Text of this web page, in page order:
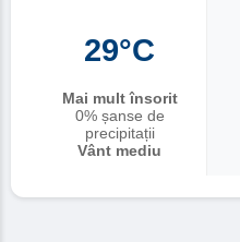
29°C
Mai mult însorit
0% șanse de
precipitații
Vânt mediu